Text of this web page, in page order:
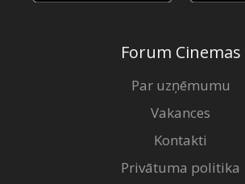
Forum Cinemas
Par uzņēmumu
Vakances
Kontakti
Privātuma politika